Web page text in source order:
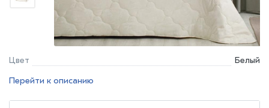
Цвет
Белый
Перейти к описанию